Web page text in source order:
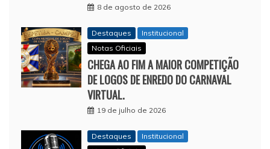
8 de agosto de 2026
Destaques
Institucional
Notas Oficiais
CHEGA AO FIM A MAIOR COMPETIÇÃO
DE LOGOS DE ENREDO DO CARNAVAL
VIRTUAL.
19 de julho de 2026
Destaques
Institucional